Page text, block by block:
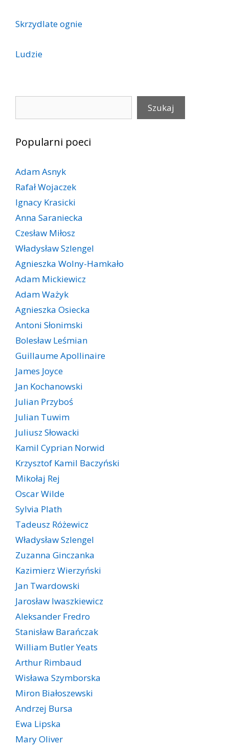
Skrzydlate ognie
Ludzie
Szukaj
Popularni poeci
Adam Asnyk
Rafał Wojaczek
Ignacy Krasicki
Anna Saraniecka
Czesław Miłosz
Władysław Szlengel
Agnieszka Wolny-Hamkało
Adam Mickiewicz
Adam Ważyk
Agnieszka Osiecka
Antoni Słonimski
Bolesław Leśmian
Guillaume Apollinaire
James Joyce
Jan Kochanowski
Julian Przyboś
Julian Tuwim
Juliusz Słowacki
Kamil Cyprian Norwid
Krzysztof Kamil Baczyński
Mikołaj Rej
Oscar Wilde
Sylvia Plath
Tadeusz Różewicz
Władysław Szlengel
Zuzanna Ginczanka
Kazimierz Wierzyński
Jan Twardowski
Jarosław Iwaszkiewicz
Aleksander Fredro
Stanisław Barańczak
William Butler Yeats
Arthur Rimbaud
Wisława Szymborska
Miron Białoszewski
Andrzej Bursa
Ewa Lipska
Mary Oliver